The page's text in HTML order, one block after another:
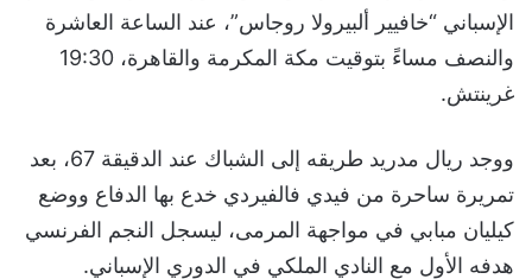
الإسباني “خافيير ألبيرولا روجاس”، عند الساعة العاشرة
والنصف مساءً بتوقيت مكة المكرمة والقاهرة، 19:30
غرينتش.
ووجد ريال مدريد طريقه إلى الشباك عند الدقيقة 67، بعد
تمريرة ساحرة من فيدي فالفيردي خدع بها الدفاع ووضع
كيليان مبابي في مواجهة المرمى، ليسجل النجم الفرنسي
هدفه الأول مع النادي الملكي في الدوري الإسباني.